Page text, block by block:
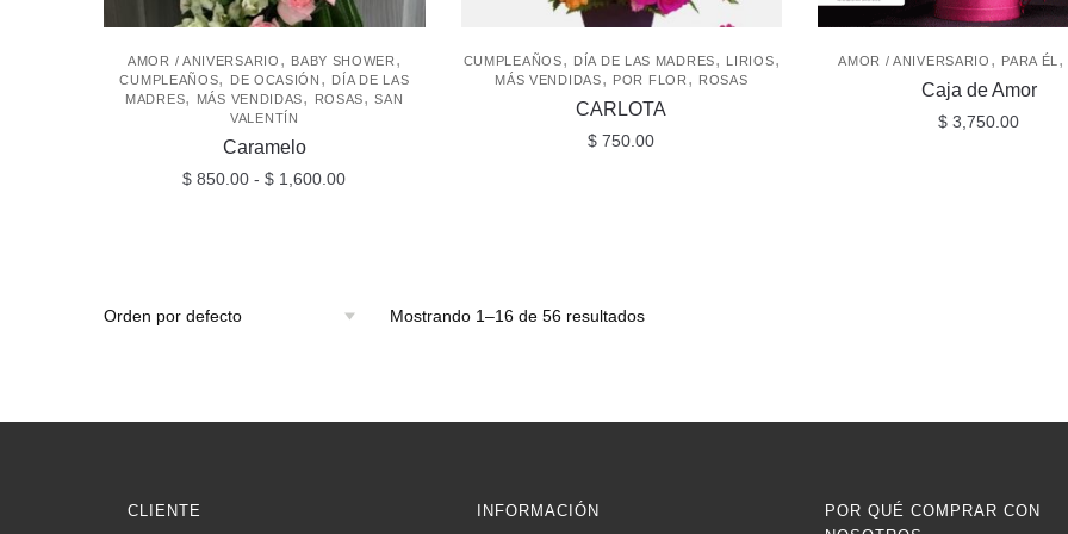
AMOR / ANIVERSARIO , BABY SHOWER ,
CUMPLEAÑOS, DE OCASIÓN , DÍA DE LAS
MADRES, MÁS VENDIDAS, ROSAS,SAN
VALENTÍN
Caramelo
$ 850.00 - $ 1,600.00Rango
hasta
CUMPLEAÑOS, DÍA DE LAS MADRES, LIRIOS,
MÁS VENDIDAS, POR FLOR , ROSAS
CARLOTA
$ 750.00
AMOR / ANIVERSARIO , PARA ÉL ,
Caja de Amor
$ 3,750.00
Mostrando 1–16 de 56 resultados
CLIENTE INFORMACIÓN
POR QUÉ COMPRAR CON